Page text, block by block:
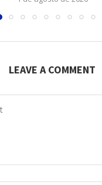
LEAVE A COMMENT